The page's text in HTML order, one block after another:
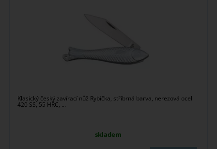
Klasický český zavírací nůž Rybička, stříbrná barva, nerezová ocel
420 SS, 55 HRC, ...
skladem